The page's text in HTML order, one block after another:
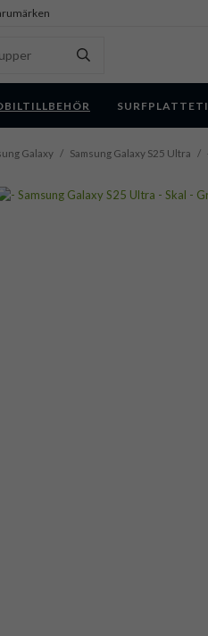
Galaxy / Samsung Galaxy S25 Ultra /